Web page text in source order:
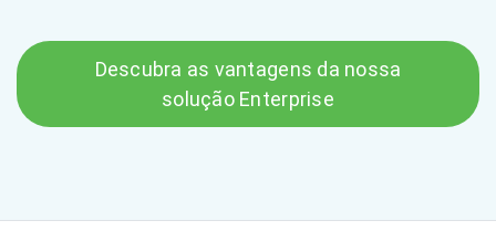
Descubra as vantagens da nossa
solução Enterprise